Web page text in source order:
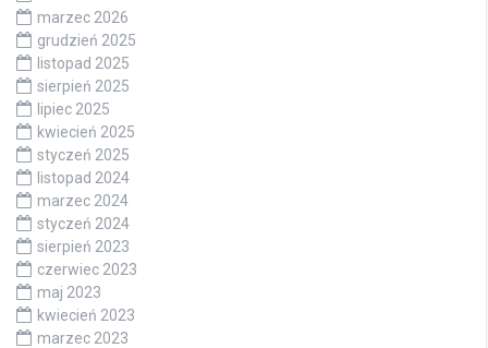
marzec 2026
grudzień 2025
listopad 2025
sierpień 2025
lipiec 2025
kwiecień 2025
styczeń 2025
listopad 2024
marzec 2024
styczeń 2024
sierpień 2023
czerwiec 2023
maj 2023
kwiecień 2023
marzec 2023